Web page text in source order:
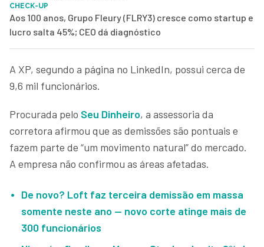
CHECK-UP
Aos 100 anos, Grupo Fleury (FLRY3) cresce como startup e
lucro salta 45%; CEO dá diagnóstico
A XP, segundo a página no LinkedIn, possui cerca de
9,6 mil funcionários.
Procurada pelo Seu Dinheiro, a assessoria da
corretora afirmou que as demissões são pontuais e
fazem parte de “um movimento natural” do mercado.
A empresa não confirmou as áreas afetadas.
De novo? Loft faz terceira demissão em massa
somente neste ano — novo corte atinge mais de
300 funcionários